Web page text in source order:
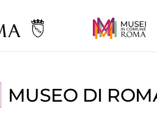
MUSEO DI